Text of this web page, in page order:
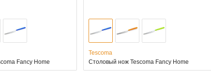
Fancy Home
Tescoma
Столовый нож Tescoma Fancy Home